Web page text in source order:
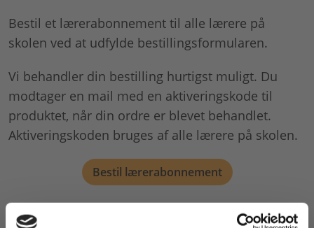
Bestil et lærerabonnement til alle lærere på
skolen ved at udfylde bestillingsformularen.
Vi behandler din bestilling hurtigst muligt. Du
modtager en mail med en aktiveringskode til
produktet, når din ordre er blevet behandlet.
Aktiveringskoden bruges af alle lærere på skolen.
Bestil lærerabonnement
Pris på lærerabonnement